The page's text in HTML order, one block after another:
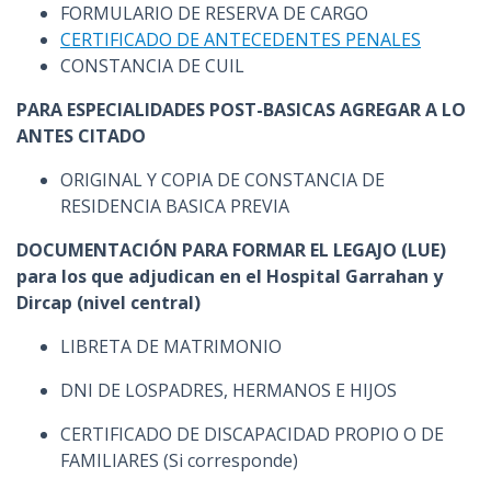
FORMULARIO DE RESERVA DE CARGO
CERTIFICADO DE ANTECEDENTES PENALES
CONSTANCIA DE CUIL
PARA ESPECIALIDADES POST-BASICAS AGREGAR A LO
ANTES CITADO
ORIGINAL Y COPIA DE CONSTANCIA DE
RESIDENCIA BASICA PREVIA
DOCUMENTACIÓN PARA FORMAR EL LEGAJO (LUE)
para los que adjudican en el Hospital Garrahan y
Dircap (nivel central)
LIBRETA DE MATRIMONIO
DNI DE LOSPADRES, HERMANOS E HIJOS
CERTIFICADO DE DISCAPACIDAD PROPIO O DE
FAMILIARES (Si corresponde)